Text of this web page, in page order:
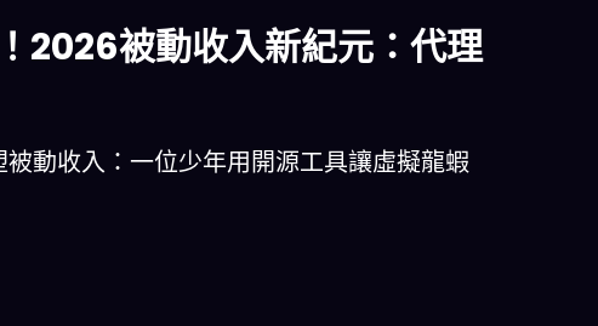
2026被動收入新紀元：代理
動收入：一位少年用開源工具讓虛擬龍蝦